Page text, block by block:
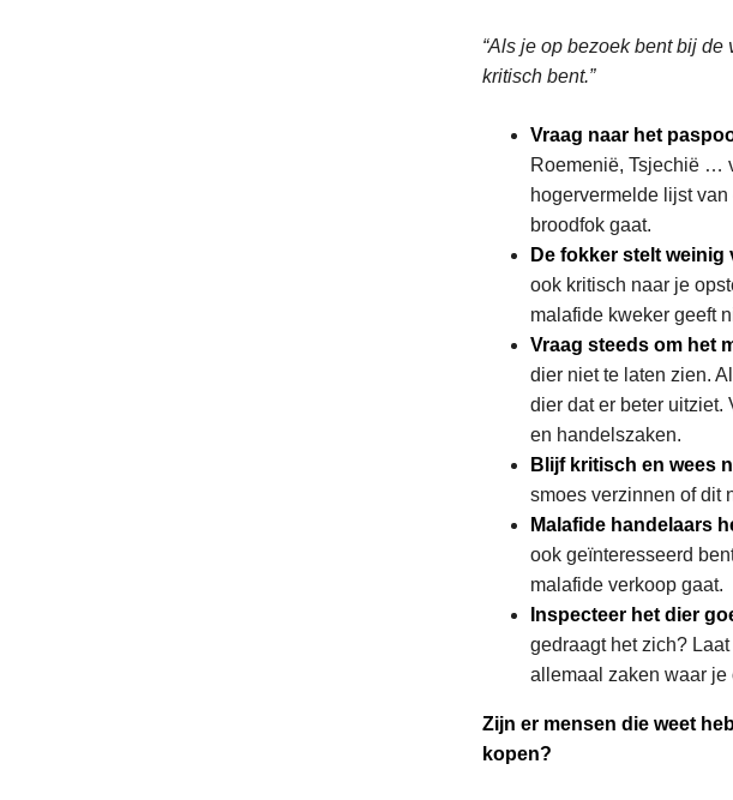
“Als je op bezoek bent bij
kritisch bent.”
Vraag naar het
Roemenië, Tsjechië …
hogervermelde lijst
broodfok gaat.
De fokker stelt
ook kritisch naar je
malafide kweker geeft
Vraag steeds om het
dier niet te laten zien.
dier dat er beter uitziet.
en handelszaken.
Blijf kritisch en wees
smoes verzinnen of dit
Malafide handelaars
ook geïnteresseerd
malafide verkoop gaat.
Inspecteer het dier
gedraagt het zich?
allemaal zaken waar je
Zijn er mensen die weet
kopen?